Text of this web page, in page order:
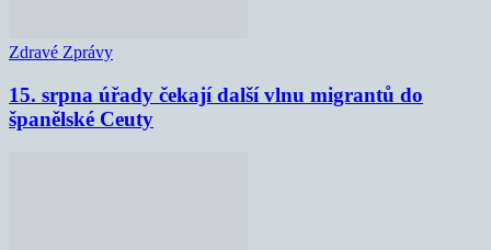
Zdravé Zprávy
15. srpna úřady čekají další vlnu migrantů do
španělské Ceuty